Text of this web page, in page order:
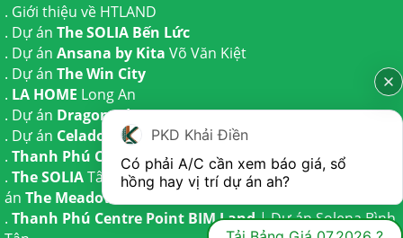
. Giới thiệu về HTLAND
. Dự án The SOLIA Bến Lức
. Dự án Ansana by Kita Võ Văn Kiệt
. Dự án The Win City
. LA HOME Long An
. Dự án Dragon Eden Long An
. Dự án Celadon City
Tân Phú
. Thanh Phú Centre PointBến Lức
. The SOLIATây Ninh | Dự ánThe AGULATrần Anh và Dự
án The Meadow
. Thanh Phú Centre Point BIM Land| Dự ánSolena Bình
PKD Khải Điền
Có phải A/C cần xem báo giá, sổ
hồng hay vị trí dự án ah?